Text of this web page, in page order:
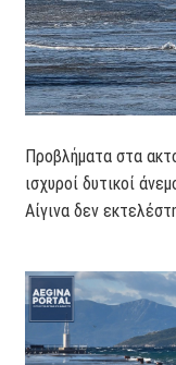
Προβλήματα στα
ισχυροί δυτικοί
Αίγινα δεν